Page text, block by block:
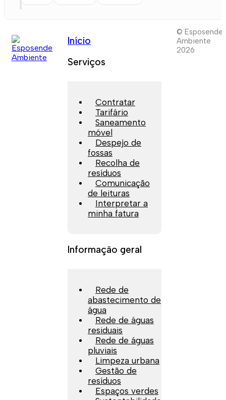
Início
Serviços
Contratar
Tarifário
Saneamento
móvel
Despejo de
fossas
Recolha de
resíduos
Comunicação
de leituras
Interpretar a
minha fatura
Informação geral
Rede de
abastecimento de
água
Rede de águas
residuais
Rede de águas
pluviais
Limpeza urbana
Gestão de
resíduos
Espaços verdes
© Esposende
Ambiente
2026